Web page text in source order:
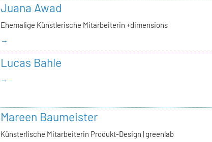
Juana Awad
Ehemalige Künstlerische Mitarbeiterin +dimensions
→
Lucas Bahle
→
Mareen Baumeister
Künsterlische Mitarbeiterin Produkt-Design | greenlab